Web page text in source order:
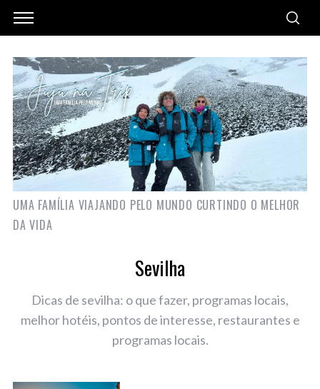
UMA FAMÍLIA VIAJANDO PELO MUNDO CURTINDO O MELHOR
DA VIDA
Sevilha
Dicas de sevilha: o que fazer, programas locais,
melhor hotéis, pontos de interesse, restaurantes e
programas locais.